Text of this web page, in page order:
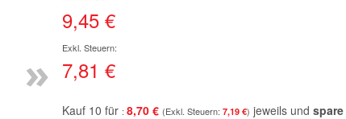
»
9,45 €
7,81 €
Kauf 10 für 8,70 € 7,19 € jeweils und spare